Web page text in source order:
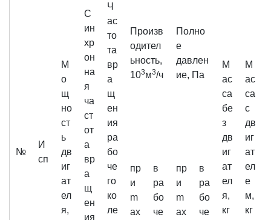
№
И
сп
М
о
щ
но
ст
ь
дв
иг
ат
ел
я,
С
ин
хр
он
на
я
ча
ст
от
а
вр
а
щ
ен
ия
Ч
ас
то
та
вр
а
щ
ен
ия
ра
бо
че
го
ко
ле
Произв
одител
ьность,
103м3/ч
Полно
е
давлен
ие, Па
М
ас
са
бе
з
дв
иг
ат
ел
я,
кг
М
ас
са
c
дв
иг
ат
ел
е
м,
кг
пр
и
m
ax
в
ра
бо
че
пр
и
m
ax
в
ра
бо
че